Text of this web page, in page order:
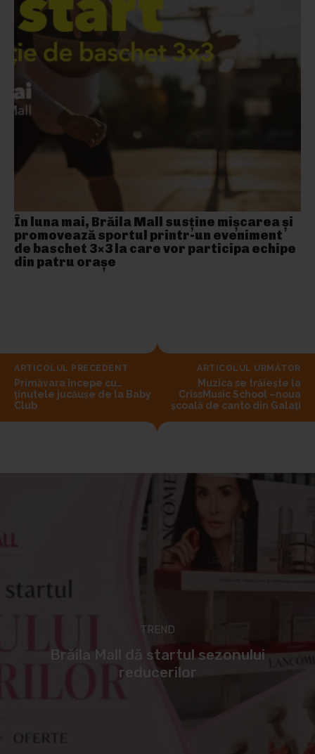
În luna mai, Brăila Mall susține mişcarea și
promovează sportul printr-un eveniment
de baschet 3×3 la care vor participa echipe
din patru orașe
ARTICOLUL PRECEDENT
Primăvara începe cu…
ținutele jucăușe de la Baby
Club
ARTICOLUL URMĂTOR
Muzica se trăiește la
CrissMusic School –noua
școală de canto din Galați
TREND
Brăila Mall dă startul sezonului
reducerilor